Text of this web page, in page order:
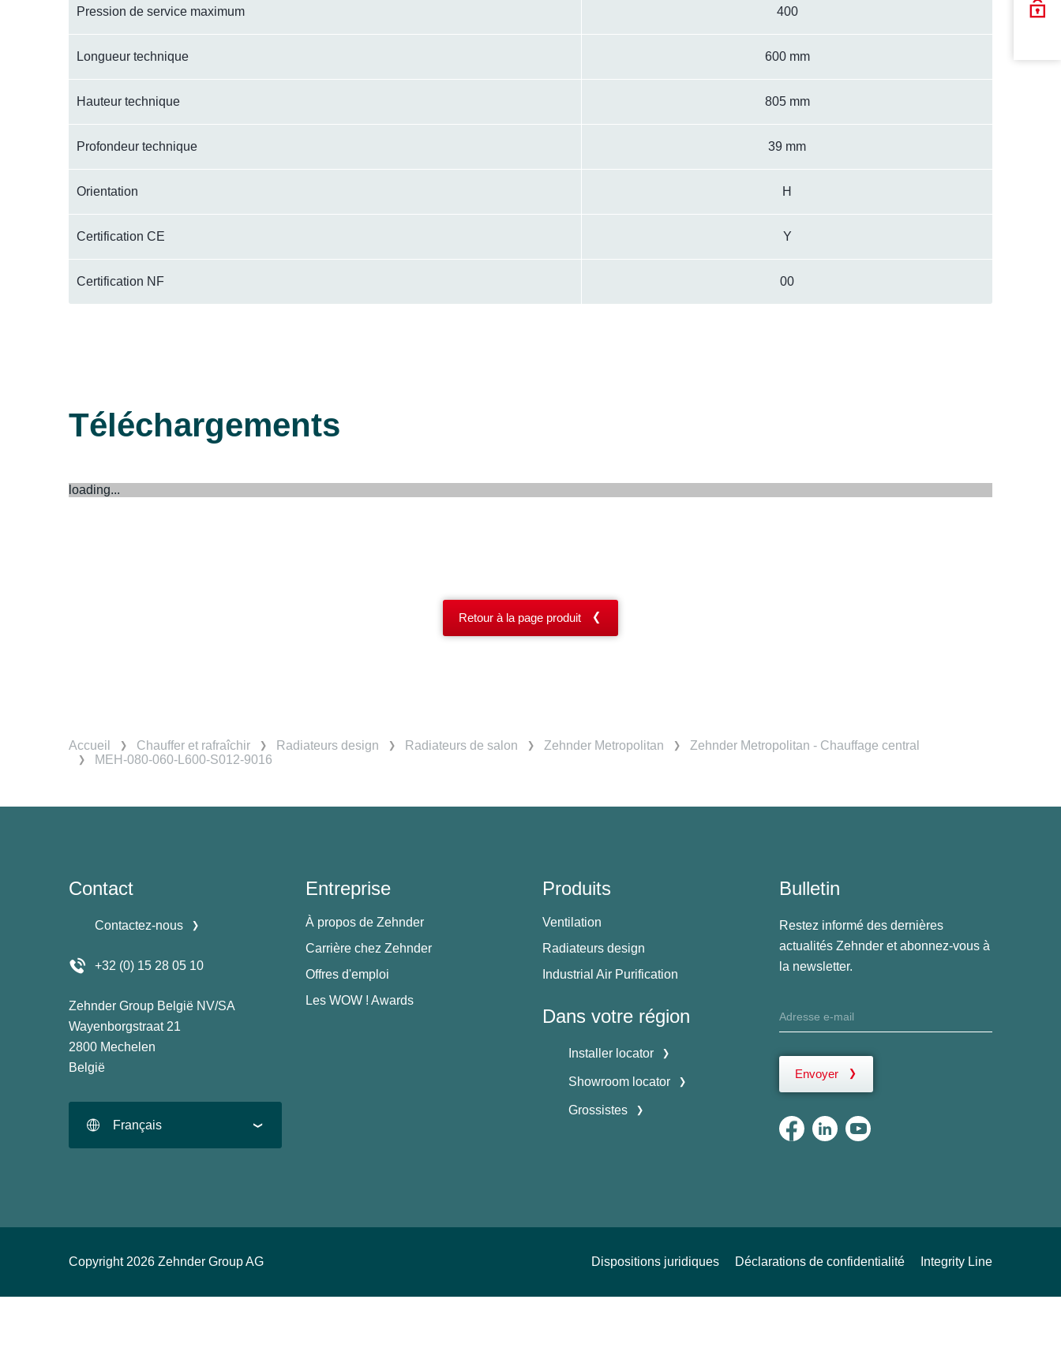
Pression de service maximum 400
Longueur technique 600 mm
Hauteur technique 805 mm
Profondeur technique 39 mm
Orientation H
Certification CE Y
Certification NF 00
Téléchargements
loading...
Retour à la page produit
Accueil Chauffer et rafraîchir Radiateurs design Radiateurs de salon Zehnder Metropolitan
Zehnder Metropolitan - Chauffage central
MEH-080-060-L600-S012-9016
Contact
Contactez-nous
+32 (0) 15 28 05 10
Zehnder Group België NV/SA
Wayenborgstraat 21
2800 Mechelen
België
Français
Entreprise
À propos de Zehnder
Carrière chez Zehnder
Offres d'emploi
Les WOW ! Awards
Produits
Ventilation
Radiateurs design
Industrial Air Purification
Dans votre région
Installer locator
Showroom locator
Grossistes
Bulletin
Restez informé des dernières
actualités Zehnder et abonnez-vous à
la newsletter.
Envoyer
Copyright 2026 Zehnder Group AG Dispositions juridiques Déclarations de confidentialité Integrity Line